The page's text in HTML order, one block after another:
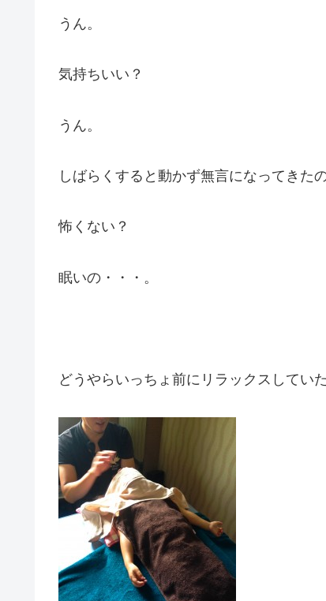
うん。
気持ちいい？
うん。
しばらくすると動かず無言になってきた
怖くない？
眠いの・・・。
どうやらいっちょ前にリラックスしてい